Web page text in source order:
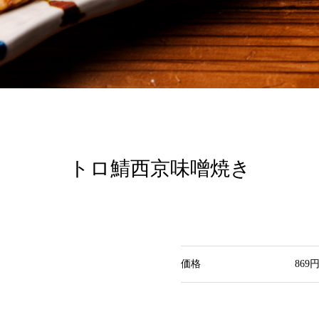
トロ鯖西京味噌焼き
価格 869円